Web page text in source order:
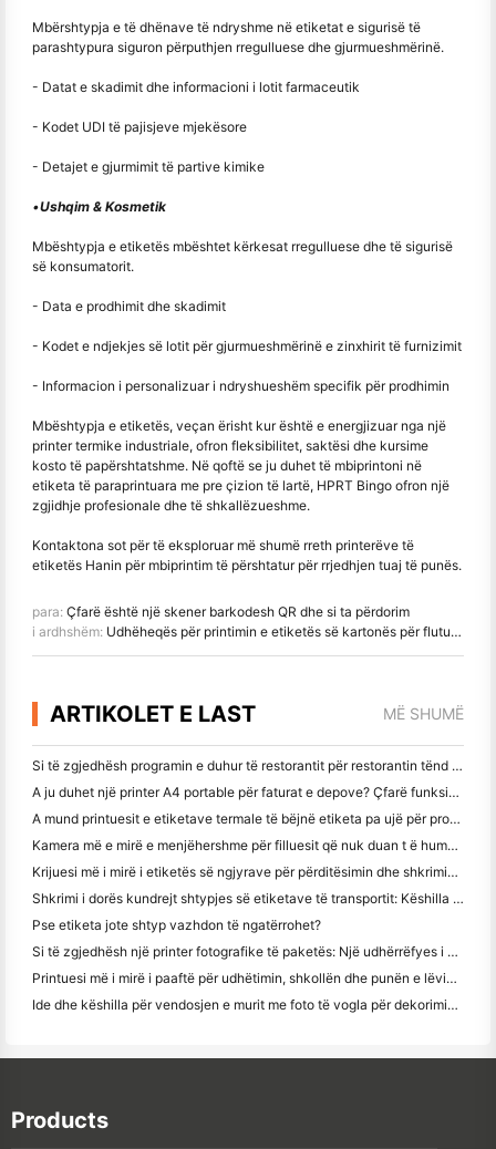
Mbërshtypja e të dhënave të ndryshme në etiketat e sigurisë të
parashtypura siguron përputhjen rregulluese dhe gjurmueshmërinë.
- Datat e skadimit dhe informacioni i lotit farmaceutik
- Kodet UDI të pajisjeve mjekësore
- Detajet e gjurmimit të partive kimike
•Ushqim & Kosmetik
Mbështypja e etiketës mbështet kërkesat rregulluese dhe të sigurisë
së konsumatorit.
- Data e prodhimit dhe skadimit
- Kodet e ndjekjes së lotit për gjurmueshmërinë e zinxhirit të furnizimit
- Informacion i personalizuar i ndryshueshëm specifik për prodhimin
Mbështypja e etiketës, veçan ërisht kur është e energjizuar nga një
printer termike industriale, ofron fleksibilitet, saktësi dhe kursime
kosto të papërshtatshme. Në qoftë se ju duhet të mbiprintoni në
etiketa të paraprintuara me pre çizion të lartë, HPRT Bingo ofron një
zgjidhje profesionale dhe të shkallëzueshme.
Kontaktona sot për të eksploruar më shumë rreth printerëve të
etiketës Hanin për mbiprintim të përshtatur për rrjedhjen tuaj të punës.
para: Çfarë është një skener barkodesh QR dhe si ta përdorim
i ardhshëm: Udhëheqës për printimin e etiketës së kartonës për fluturimet moderne të punës së dërgimit dhe depove
ARTIKOLET E LAST MË SHUMË
Si të zgjedhësh programin e duhur të restorantit për restorantin tënd të vogël apo të mesëm
A ju duhet një printer A4 portable për faturat e depove? Çfarë funksionon?
A mund printuesit e etiketave termale të bëjnë etiketa pa ujë për prodhimet e biznesit të vogël?
Kamera më e mirë e menjëhershme për filluesit që nuk duan t ë humbin letër
Krijuesi më i mirë i etiketës së ngjyrave për përditësimin dhe shkrimin: Shto më shumë ngjyrë në çdo faqe
Shkrimi i dorës kundrejt shtypjes së etiketave të transportit: Këshilla për bizneset e vogla në vitin 2026
Pse etiketa jote shtyp vazhdon të ngatërrohet?
Si të zgjedhësh një printer fotografike të paketës: Një udhërrëfyes i plotë për përdoruesit e gazetave, udhëtimit dhe iPhone
Printuesi më i mirë i paaftë për udhëtimin, shkollën dhe punën e lëvizshme: Hanin MT620 Pro Review
Ide dhe këshilla për vendosjen e murit me foto të vogla për dekorimin e dhomës së gjumit dhe konviktit
Products